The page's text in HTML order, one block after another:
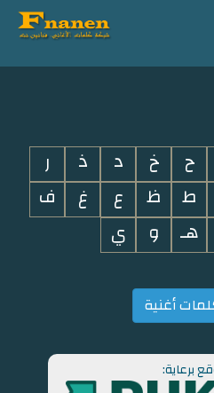
ح خ د ذ
ر
ط ظ ع غ
ف
هـ و ي
أغنية
برعاية: